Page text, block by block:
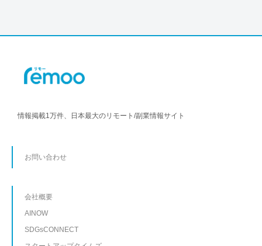
情報掲載1万件、日本最大のリモート/副業情報サイト
お問い合わせ
会社概要
AINOW
SDGsCONNECT